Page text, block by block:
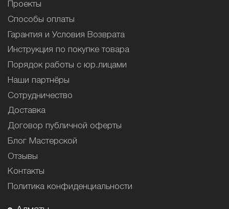
Проекты
Способы оплаты
Гарантия и Условия Возврата
Инструкция по покупке товара
Порядок работы с юр.лицами
Наши партнёры
Сотрудничество
Доставка
Договор публичной оферты
Блог Мастерской
Отзывы
Контакты
Политика конфиденциальности